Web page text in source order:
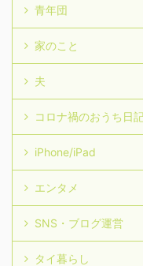
青年団
家のこと
夫
コロナ禍のおうち日
iPhone/iPad
エンタメ
SNS・ブログ運営
タイ暮らし